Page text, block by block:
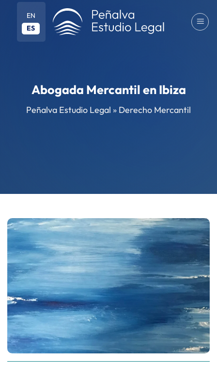
Saltar
contenido
EN
ES
Abogada Mercantil en Ibiza
Peñalva Estudio Legal » Derecho Mercantil